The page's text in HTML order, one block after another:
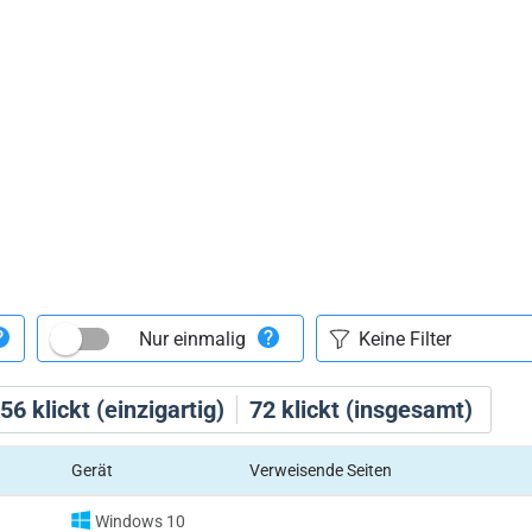
56 klickt (einzigartig) 72 klickt (insgesamt)
Nur einmalig
Gerät Verweisende Seiten
Windows 10